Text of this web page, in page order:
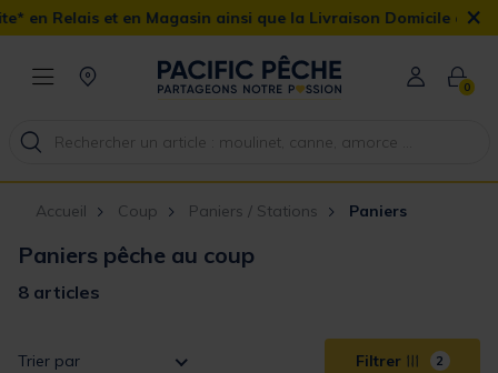
Relais et en Magasin ainsi que la Livraison Domicile offerte×
0
Accueil Coup Paniers / Stations Paniers
Paniers pêche au coup
8 articles
Trier par Filtrer 2